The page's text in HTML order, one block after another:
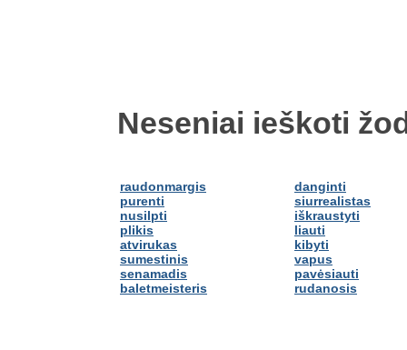
Neseniai ieškoti
raudonmargis
purenti
nusilpti
plikis
atvirukas
sumestinis
senamadis
baletmeisteris
danginti
siurrealistas
iškraustyti
liauti
kibyti
vapus
pavėsiauti
rudanosis